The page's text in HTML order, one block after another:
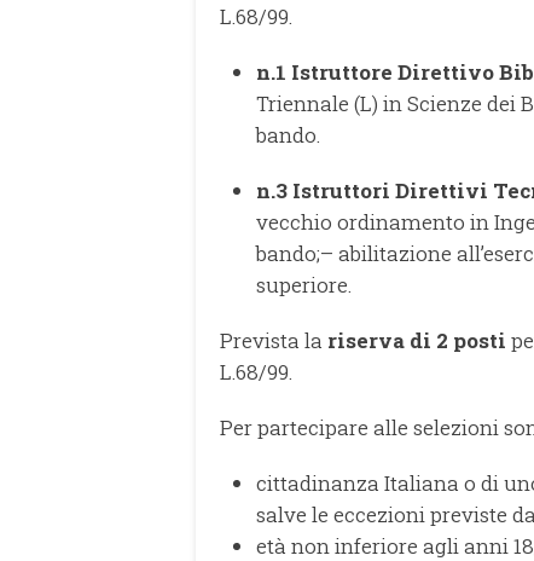
L.68/99.
n.1 Istruttore Direttivo
Triennale (L) in Scienze
bando.
n.3 Istruttori Direttivi
vecchio ordinamento in
bando;– abilitazione
superiore.
Prevista la riserva di 2 posti
L.68/99.
Per partecipare alle selezioni
cittadinanza Italiana o di
salve le eccezioni previste
età non inferiore agli anni